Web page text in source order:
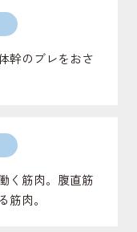
幹のブレをおさ
く筋肉。腹直筋
肉。